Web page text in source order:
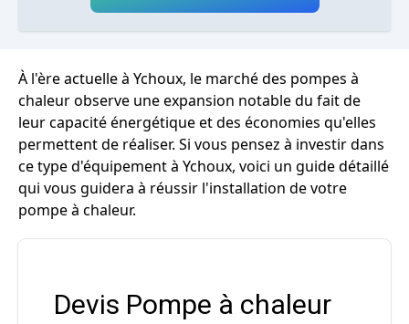
À l'ère actuelle à Ychoux, le marché des pompes à
chaleur observe une expansion notable du fait de
leur capacité énergétique et des économies qu'elles
permettent de réaliser. Si vous pensez à investir dans
ce type d'équipement à Ychoux, voici un guide détaillé
qui vous guidera à réussir l'installation de votre
pompe à chaleur.
Devis Pompe à chaleur